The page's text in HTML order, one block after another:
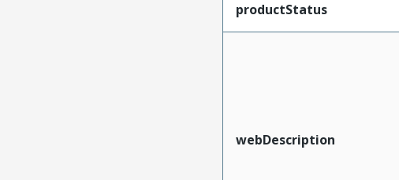
productStatus
webDescription